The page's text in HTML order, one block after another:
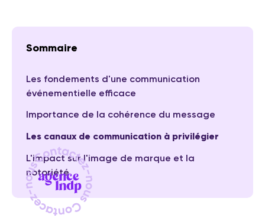
Sommaire
Les fondements d'une communication
événementielle efficace
Importance de la cohérence du message
Les canaux de communication à privilégier
L'impact sur l'image de marque et la
notoriété